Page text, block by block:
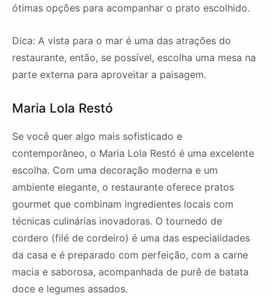
ótimas opções para acompanhar o prato escolhido.
Dica: A vista para o mar é uma das atrações do
restaurante, então, se possível, escolha uma mesa na
parte externa para aproveitar a paisagem.
Maria Lola Restó
Se você quer algo mais sofisticado e
contemporâneo, o Maria Lola Restó é uma excelente
escolha. Com uma decoração moderna e um
ambiente elegante, o restaurante oferece pratos
gourmet que combinam ingredientes locais com
técnicas culinárias inovadoras. O tournedo de
cordero (filé de cordeiro) é uma das especialidades
da casa e é preparado com perfeição, com a carne
macia e saborosa, acompanhada de purê de batata
doce e legumes assados.